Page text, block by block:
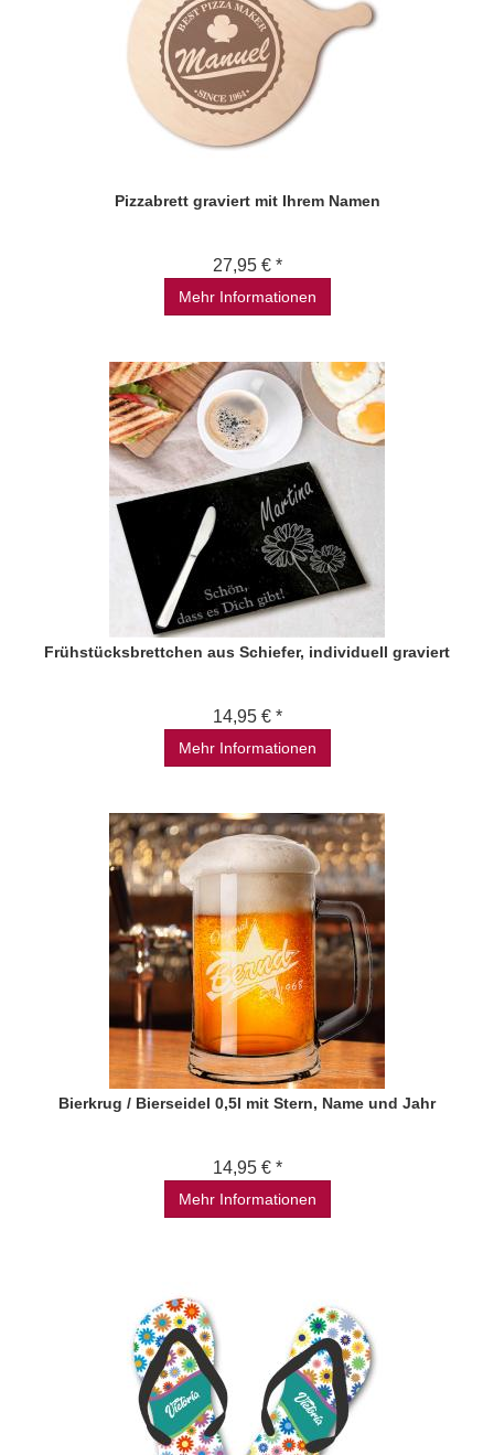
Pizzabrett graviert mit Ihrem Namen
27,95 € *
Mehr Informationen
Frühstücksbrettchen aus Schiefer, individuell graviert
14,95 € *
Mehr Informationen
Bierkrug / Bierseidel 0,5l mit Stern, Name und Jahr
14,95 € *
Mehr Informationen